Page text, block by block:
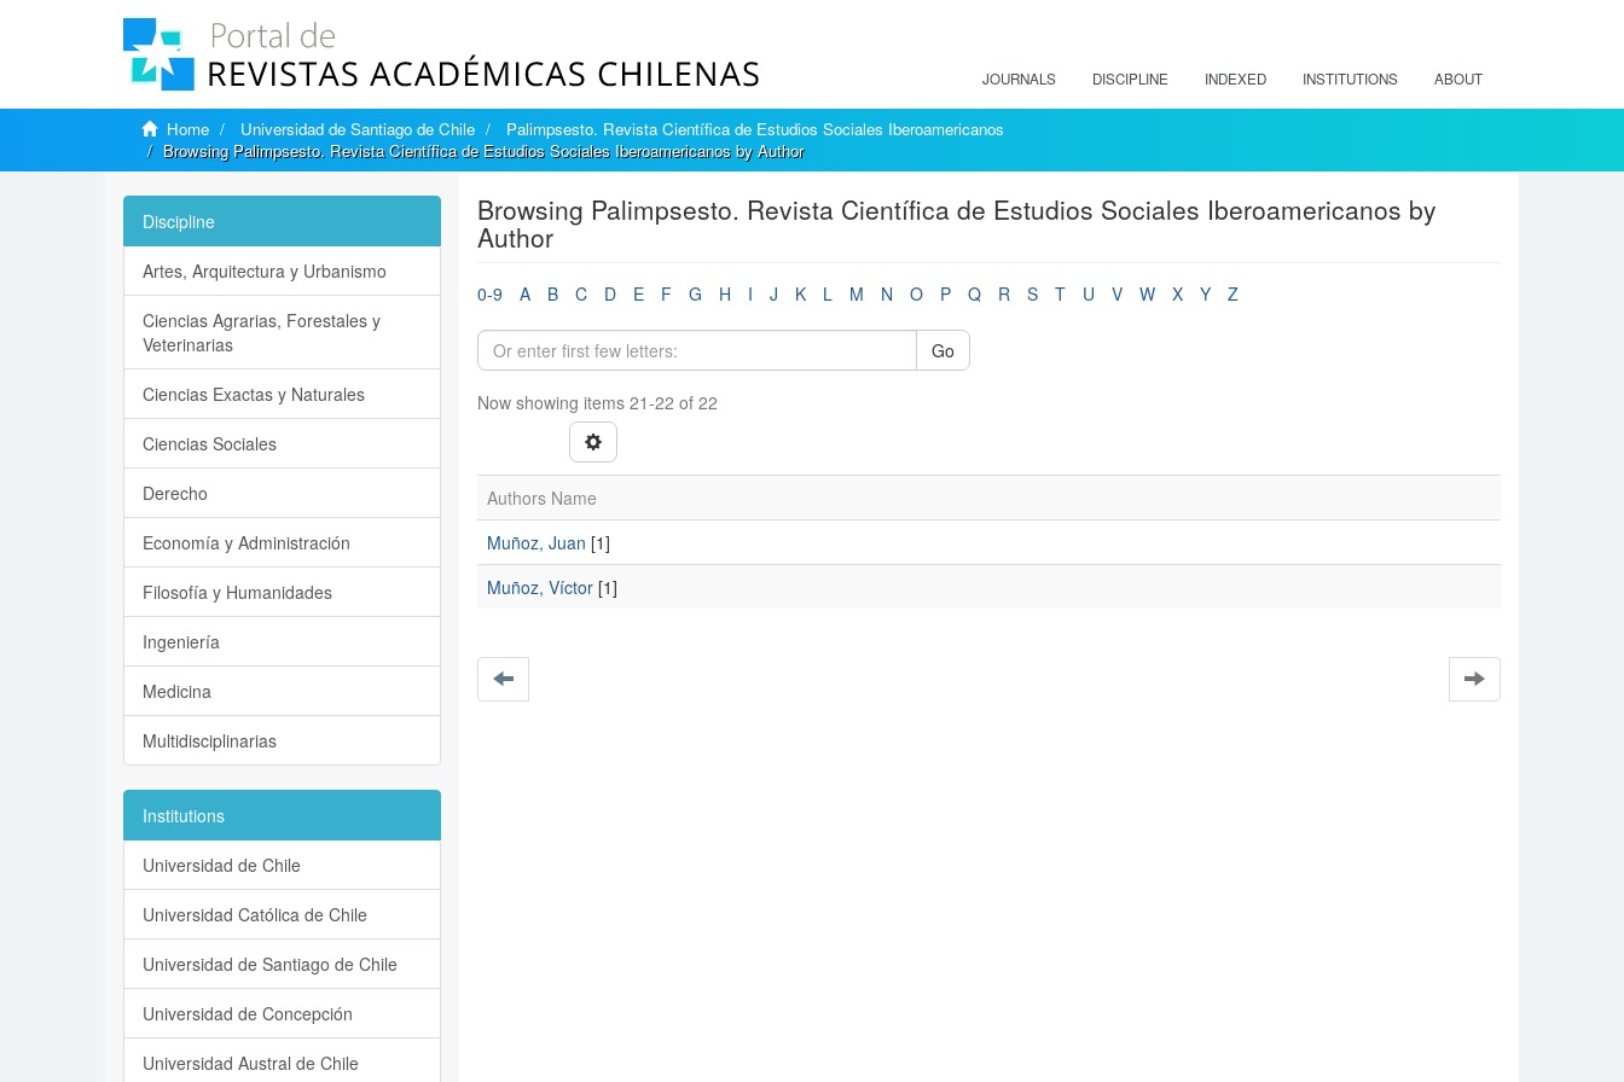
JOURNALS DISCIPLINE INDEXED INSTITUTIONS ABOUT
Home Universidad de Santiago de Chile
Palimpsesto. Revista Científica de Estudios Sociales Iberoamericanos
Browsing Palimpsesto. Revista Científica de Estudios Sociales Iberoamericanos by Author
Browsing Palimpsesto. Revista Científica de Estudios Sociales Iberoamericanos by
Author
0-9 A B C D E F G H I J K L M N O P Q R S T U V W X Y Z
Go
Now showing items 21-22 of 22
Authors Name
Muñoz, Juan [1]
Muñoz, Víctor[1]
Discipline
Artes, Arquitectura y Urbanismo
Ciencias Agrarias, Forestales y
Veterinarias
Ciencias Exactas y Naturales
Ciencias Sociales
Derecho
Economía y Administración
Filosofía y Humanidades
Ingeniería
Medicina
Multidisciplinarias
Institutions
Universidad de Chile
Universidad Católica de Chile
Universidad de Santiago de Chile
Universidad de Concepción
Universidad Austral de Chile